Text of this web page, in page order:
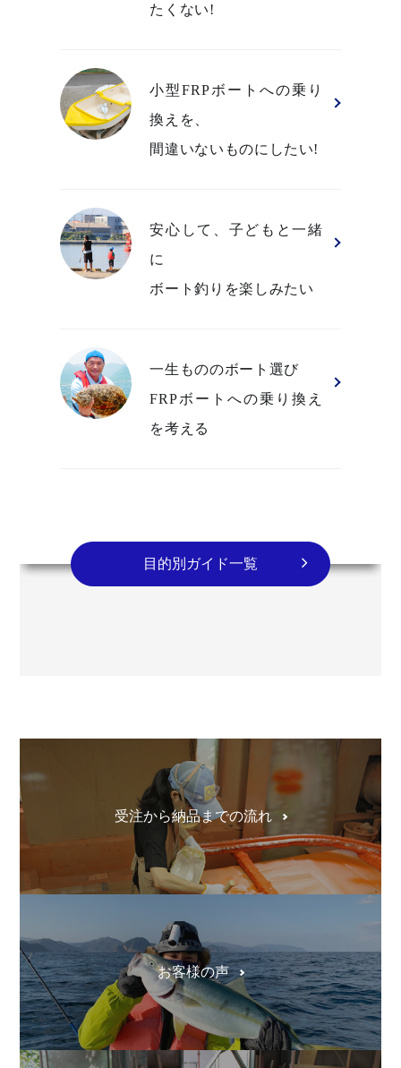
たくない!
小型FRPボートへの乗り
換えを、
間違いないものにしたい!
安心して、子どもと一緒
に
ボート釣りを楽しみたい
一生もののボート選び
FRPボートへの乗り換え
を考える
目的別ガイド一覧
受注から納品までの流れ
お客様の声